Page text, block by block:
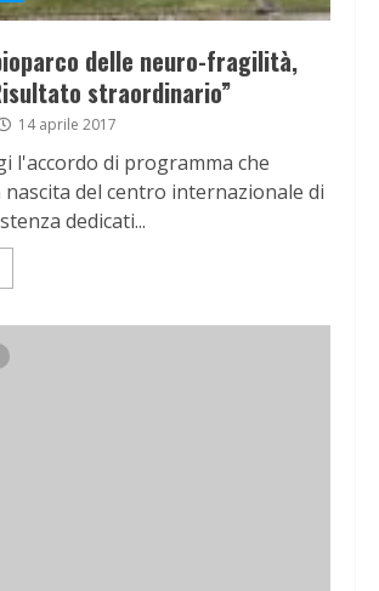
delle neuro-fragilità,
straordinario”
14 aprile 2017
l'accordo di programma che
del centro internazionale di
dedicati...